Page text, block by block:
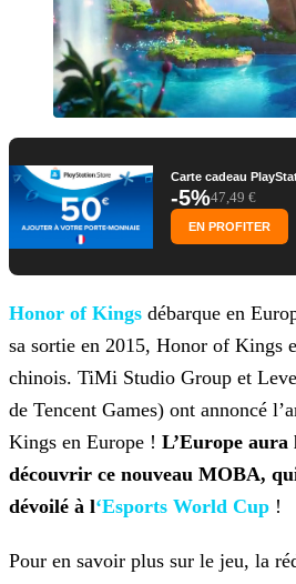
Carte cadeau
-5%47,49 €
EN PROFITER
Honor ofKings débarque en
sa sortie en 2015, Honor of Kings
chinois. TiMi Studio Group et
de Tencent Games) ont annoncé
Kings en Europe ! L’Europe aura
découvrir ce nouveau MOBA,
dévoilé à l‘Esports World Cup !
Pour en savoir plus sur le jeu, la